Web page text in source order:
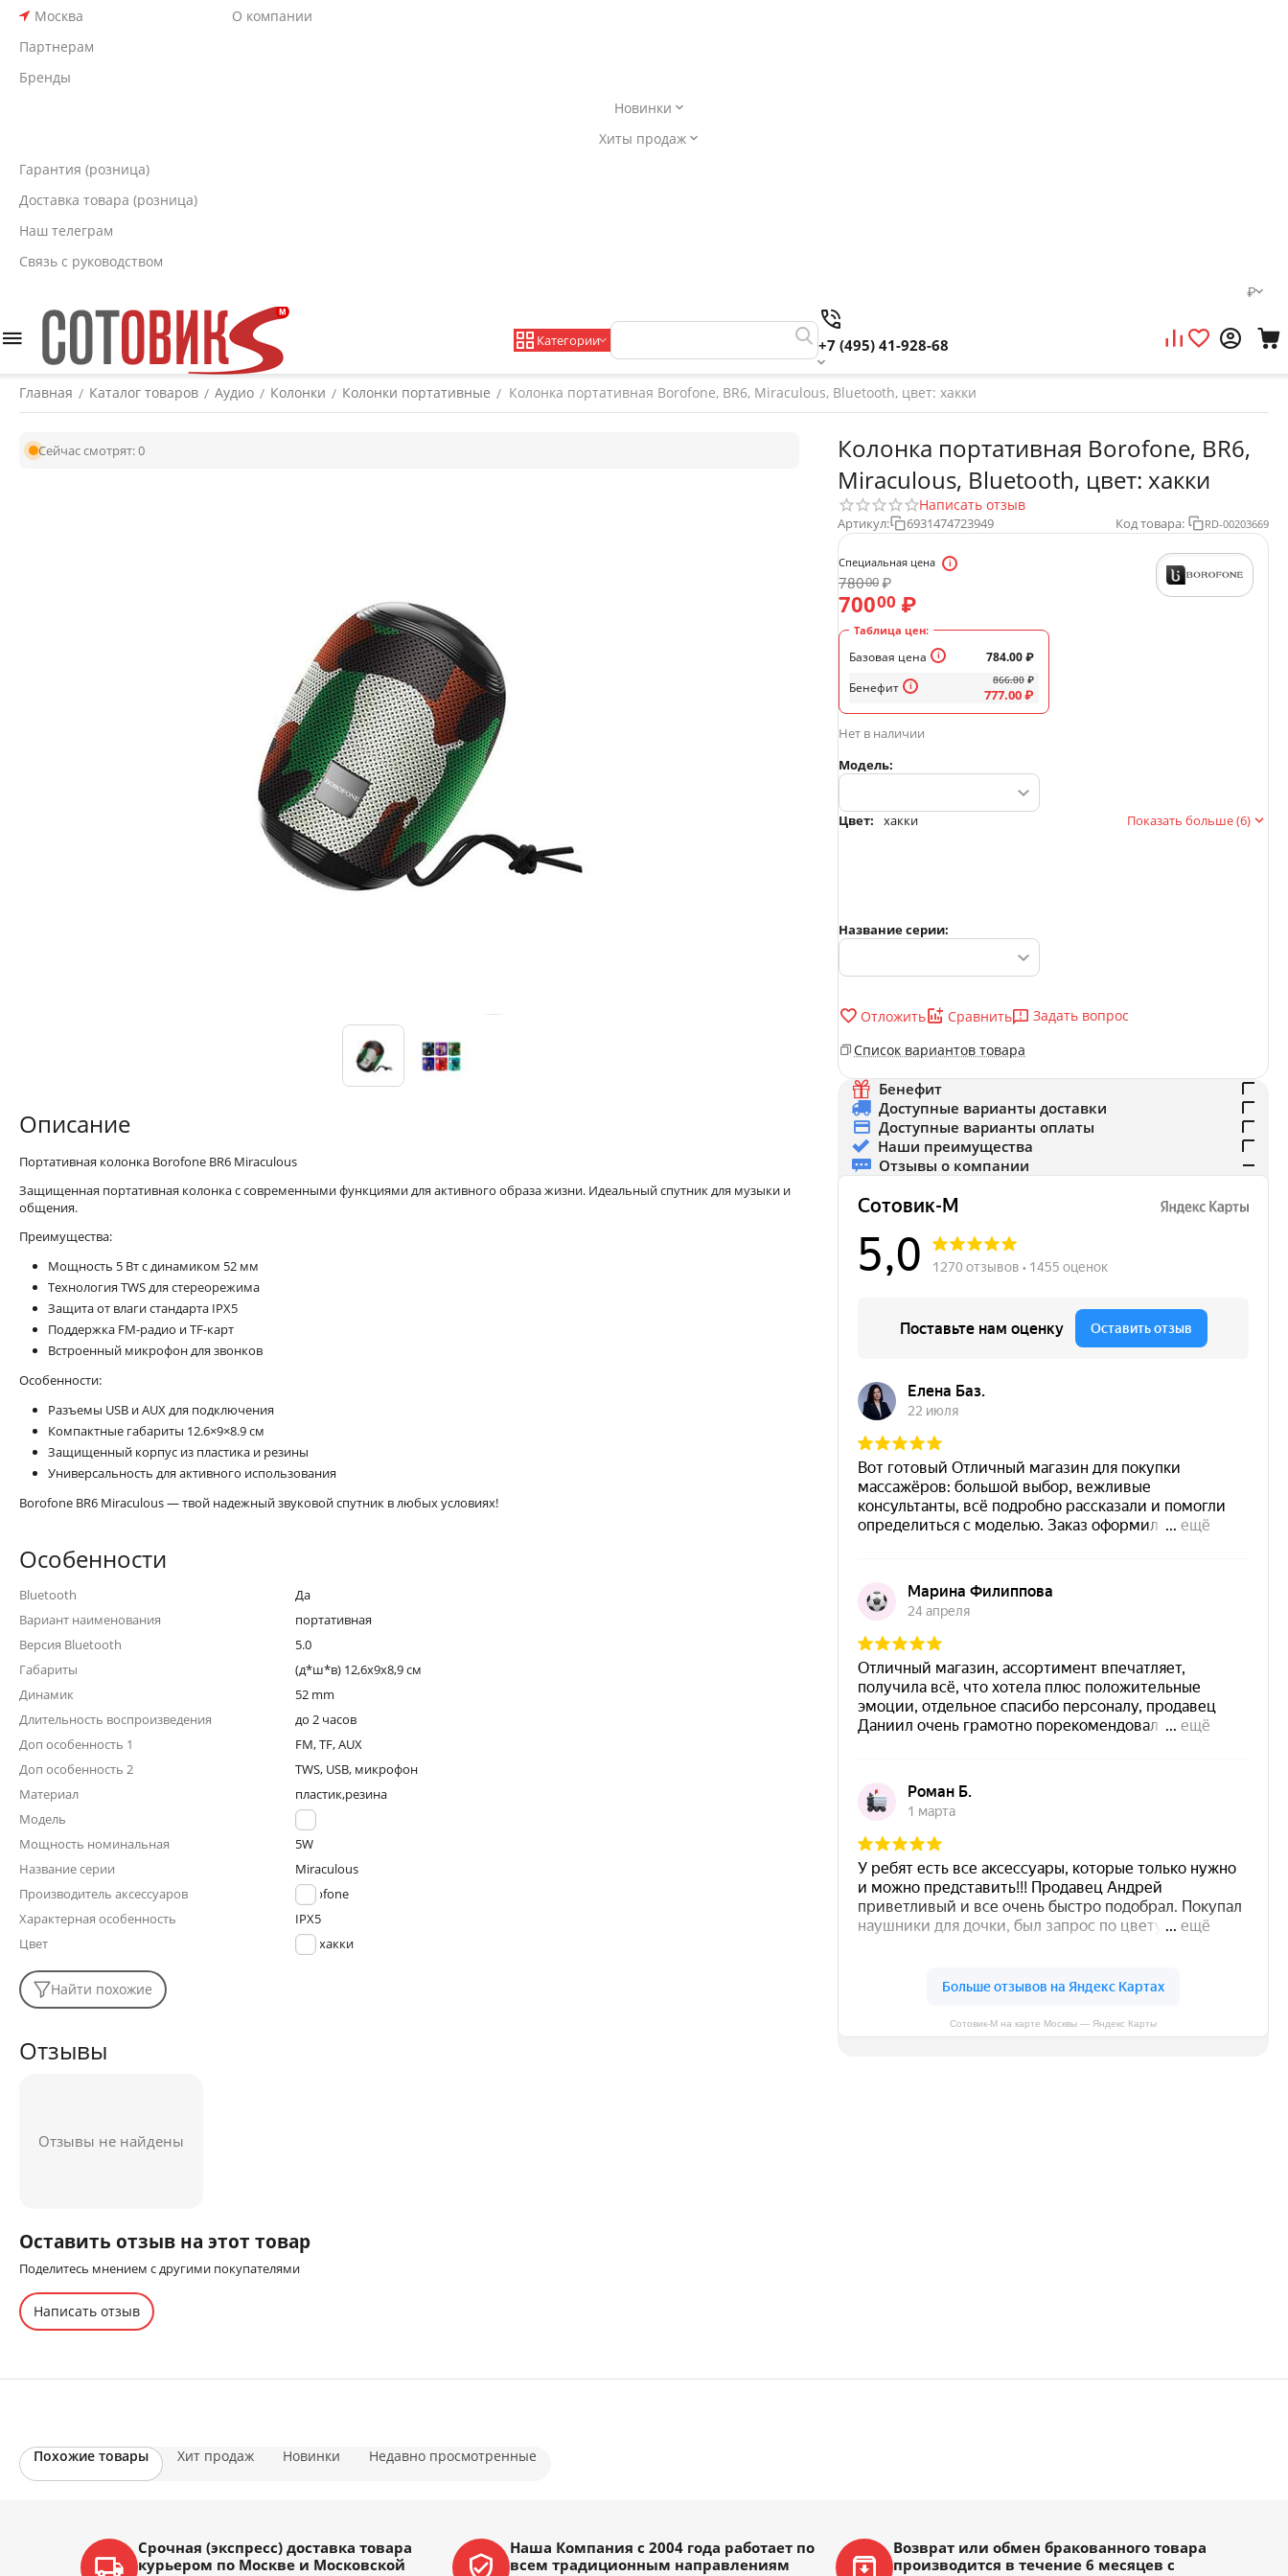
Москва
О компании
Партнерам
Бренды
Новинки
Хиты продаж
Гарантия (розница)
Доставка товара (розница)
Наш телеграм
Связь с руководством
₽
Категории +7 (495) 41-928-68
Главная / Каталог товаров / Аудио / Колонки / Колонки портативные / Колонка портативная Borofone, BR6, Miraculous, Bluetooth, цвет: хакки
Сейчас смотрят:0
Колонка портативная Borofone, BR6,
Miraculous, Bluetooth, цвет: хакки
Написать отзыв
Артикул: 6931474723949 Код товара: RD-00203669
Специальная цена
78000₽
70000 ₽
Таблица цен:
Базовая цена
Бенефит
784.00₽
866.00 ₽
777.00₽
Нет в наличии
Модель:
Цвет: хакки Показать больше (6)
Название серии:
Отложить Сравнить
Задать вопрос
Список вариантов товара
Бенефит
Доступные варианты доставки
Доступные варианты оплаты
Наши преимущества
Отзывы о компании
Сотовик-М на карте Москвы — Яндекс Карты
Описание
Портативная колонка Borofone BR6 Miraculous
Защищенная портативная колонка с современными функциями для активного образа жизни. Идеальный спутник для музыки и
общения.
Преимущества:
Мощность 5 Вт с динамиком 52 мм
Технология TWS для стереорежима
Защита от влаги стандарта IPX5
Поддержка FM-радио и TF-карт
Встроенный микрофон для звонков
Особенности:
Разъемы USB и AUX для подключения
Компактные габариты 12.6×9×8.9 см
Защищенный корпус из пластика и резины
Универсальность для активного использования
Borofone BR6 Miraculous — твой надежный звуковой спутник в любых условиях!
Особенности
Bluetooth
Да
Вариант наименования
портативная
Версия Bluetooth
5.0
Габариты
(д*ш*в) 12,6x9x8,9 см
Динамик
52 mm
Длительность воспроизведения
до 2 часов
Доп особенность 1
FM, TF, AUX
Доп особенность 2
TWS, USB, микрофон
Материал
пластик,резина
Модель
BR6
Мощность номинальная
5W
Название серии
Miraculous
Производитель аксессуаров
Borofone
Характерная особенность
IPX5
Цвет
хакки
Найти похожие
Отзывы
Отзывы не найдены
Оставить отзыв на этот товар
Поделитесь мнением с другими покупателями
Написать отзыв
Похожие товары Хит продаж Новинки Недавно просмотренные
Срочная (экспресс) доставка товара
курьером по Москве и Московской
Наша Компания с 2004 года работает по
всем традиционным направлениям
Возврат или обмен бракованного товара
производится в течение 6 месяцев с